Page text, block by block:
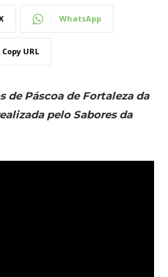
WhatsApp
Copy URL
de Páscoa de Fortaleza da
pelo Sabores da